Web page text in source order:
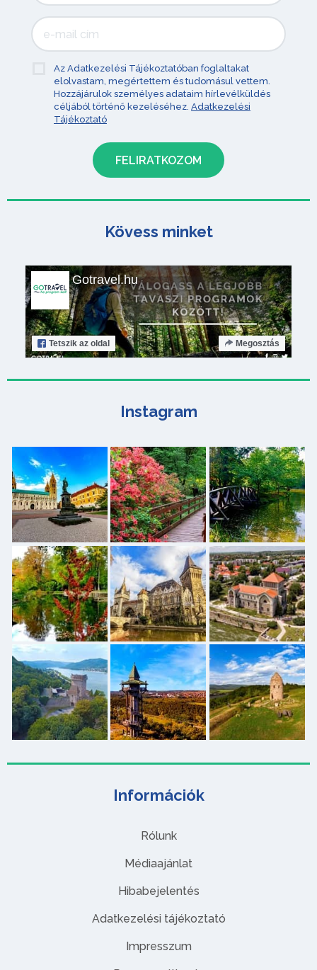
Információk
Rólunk
Médiaajánlat
Hibabejelentés
Adatkezelési tájékoztató
Impresszum
Az Adatkezelési Tájékoztatóban foglaltakat
elolvastam, megértettem és tudomásul vettem.
Hozzájárulok személyes adataim hírlevélküldés
céljából történő kezeléséhez. Adatkezelési
Tájékoztató
Kövess minket
Gotravel.hu
Tetszik az oldal Megosztás
Instagram